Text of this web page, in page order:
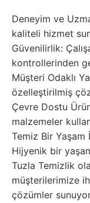
Deneyim ve
kaliteli hizmet
Güvenilirlik:
kontrollerinden
Müşteri Odaklı
özelleştirilmiş
Çevre Dostu
malzemeler
Temiz Bir Yaşam
Hijyenik bir
Tuzla Temizlik
müşterilerimize
çözümler